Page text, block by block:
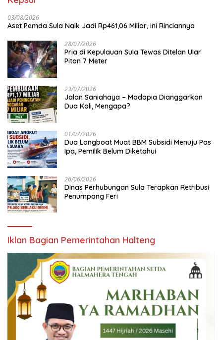
03/08/2026
Aset Pemda Sula Naik Jadi Rp461,06 Miliar, ini Rinciannya
28/07/2026
Pria di Kepulauan Sula Tewas Ditelan Ular
Piton 7 Meter
23/07/2026
Jalan Saniahaya – Modapia Dianggarkan
Dua Kali, Mengapa?
01/07/2026
Dua Longboat Muat BBM Subsidi Menuju Pas
Ipa, Pemilik Belum Diketahui
26/06/2026
Dinas Perhubungan Sula Terapkan Retribusi
Penumpang Feri
Iklan Bagian Pemerintahan Halteng